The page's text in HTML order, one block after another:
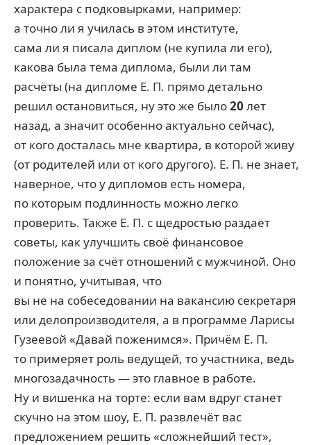
характера с подковырками, например:
а точно ли я училась в этом институте,
сама ли я писала диплом (не купила ли его),
какова была тема диплома, были ли там
расчёты (на дипломе Е. П. прямо детально
решил остановиться, ну это же было20 лет
назад, а значит особенно актуально сейчас),
от кого досталась мне квартира, в которой живу
(от родителей или от кого другого). Е. П. не знает,
наверное, что у дипломов есть номера,
по которым подлинность можно легко
проверить. Также Е. П. с щедростью раздаёт
советы, как улучшить своё финансовое
положение за счёт отношений с мужчиной. Оно
и понятно, учитывая, что
вы не на собеседовании на вакансию секретаря
или делопроизводителя, а в программе Ларисы
Гузеевой «Давай поженимся». Причём Е. П.
то примеряет роль ведущей, то участника, ведь
многозадачность — это главное в работе.
Ну и вишенка на торте: если вам вдруг станет
скучно на этом шоу, Е. П. развлечёт вас
предложением решить «сложнейший тест»,